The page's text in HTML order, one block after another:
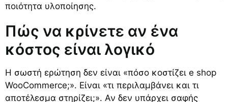
ποιότητα υλοποίησης.
Πώς να κρίνετε αν ένα
κόστος είναι λογικό
Η σωστή ερώτηση δεν είναι «πόσο κοστίζει e shop
WooCommerce;». Είναι «τι περιλαμβάνει και τι
αποτέλεσμα στηρίζει;». Αν δεν υπάρχει σαφής